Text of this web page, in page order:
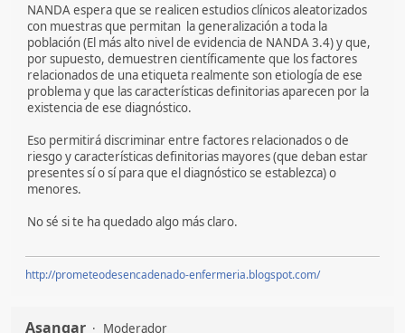
NANDA espera que se realicen estudios clínicos aleatorizados
con muestras que permitan la generalización a toda la
población (El más alto nivel de evidencia de NANDA 3.4) y que,
por supuesto, demuestren científicamente que los factores
relacionados de una etiqueta realmente son etiología de ese
problema y que las características definitorias aparecen por la
existencia de ese diagnóstico.
Eso permitirá discriminar entre factores relacionados o de
riesgo y características definitorias mayores (que deban estar
presentes sí o sí para que el diagnóstico se establezca) o
menores.
No sé si te ha quedado algo más claro.
http://prometeodesencadenado-enfermeria.blogspot.com/
Asangar Moderador